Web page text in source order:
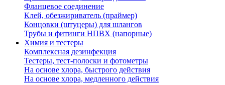
Фланцевое соединение
Клей, обезжириватель (праймер)
Концовки (штуцеры) для шлангов
Трубы и фитинги НПВХ (напорные)
Химия и тестеры
Комплексная дезинфекция
Тестеры, тест-полоски и фотометры
На основе хлора, быстрого действия
На основе хлора, медленного действия